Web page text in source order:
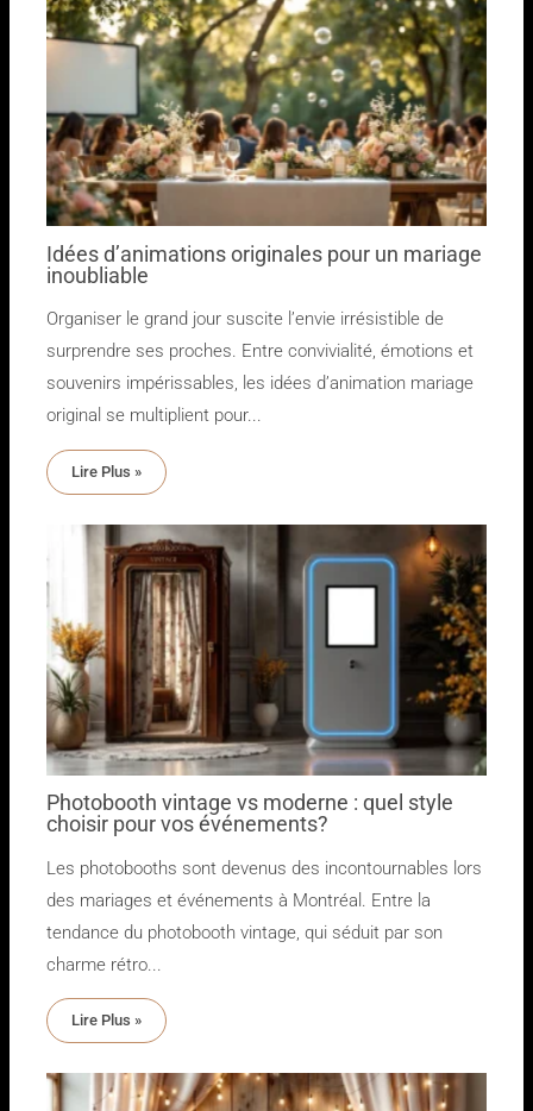
Idées d’animations originales pour un mariage
inoubliable
Organiser le grand jour suscite l’envie irrésistible de
surprendre ses proches. Entre convivialité, émotions et
souvenirs impérissables, les idées d’animation mariage
original se multiplient pour...
Lire Plus »
Photobooth vintage vs moderne : quel style
choisir pour vos événements?
Les photobooths sont devenus des incontournables lors
des mariages et événements à Montréal. Entre la
tendance du photobooth vintage, qui séduit par son
charme rétro...
Lire Plus »